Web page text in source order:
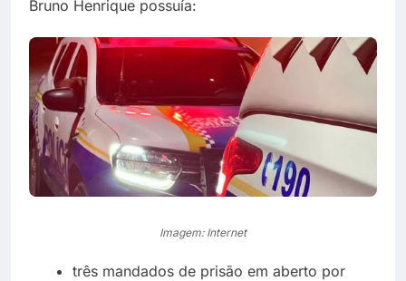
Bruno Henrique possuía:
Imagem: Internet
três mandados de prisão em aberto por